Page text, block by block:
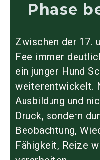
Phase
Zwischen der 17.
Fee immer
ein junger Hund
weiterentwickelt.
Ausbildung und
Druck, sondern
Beobachtung,
Fähigkeit, Reize